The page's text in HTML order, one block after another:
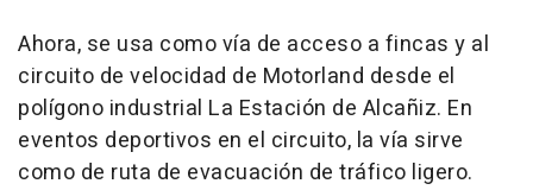
Ahora, se usa como vía de acceso a fincas y al
circuito de velocidad de Motorland desde el
polígono industrial La Estación de Alcañiz. En
eventos deportivos en el circuito, la vía sirve
como de ruta de evacuación de tráfico ligero.